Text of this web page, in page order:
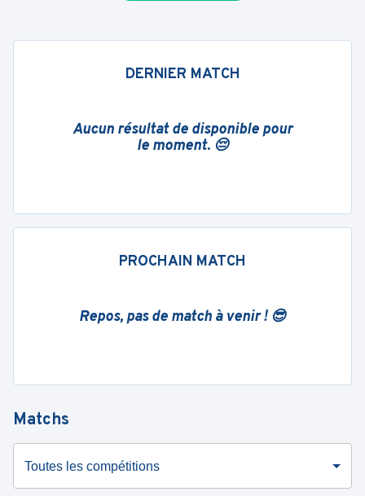
DERNIER MATCH
Aucun résultat de disponible pour
le moment. 😔
PROCHAIN MATCH
Repos, pas de match à venir ! 😎
Matchs
Toutes les compétitions